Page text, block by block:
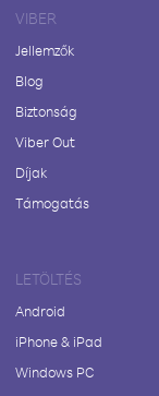
VIBER
Jellemzők
Blog
Biztonság
Viber Out
Díjak
Támogatás
LETÖLTÉS
Android
iPhone & iPad
Windows PC